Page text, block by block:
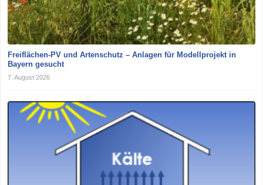
Freiflächen-PV und Artenschutz – Anlagen für Modellprojekt in
Bayern gesucht
7. August 2026